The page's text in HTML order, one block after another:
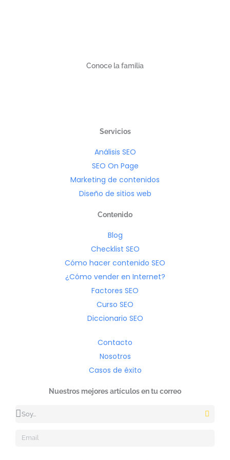
Conoce la familia
Servicios
Análisis SEO
SEO On Page
Marketing de contenidos
Diseño de sitios web
Contenido
Blog
Checklist SEO
Cómo hacer contenido SEO
¿Cómo vender en Internet?
Factores SEO
Curso SEO
Diccionario SEO
Contacto
Nosotros
Casos de éxito
Nuestros mejores artículos en tu correo
Ocupación
Email